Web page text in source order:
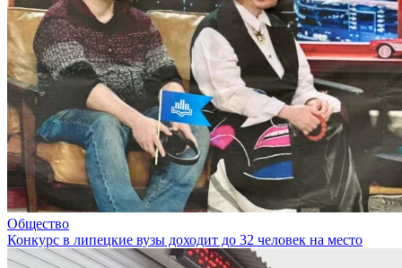
Общество
Конкурс в липецкие вузы доходит до 32 человек на место